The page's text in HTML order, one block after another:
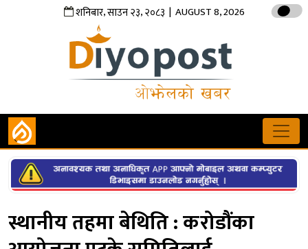
शनिबार,साउन२३,२०८३ | AUGUST 8, 2026
स्थानीय तहमा बेथिति : करोडौंका